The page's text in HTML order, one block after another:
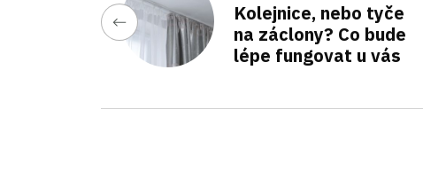
Kolejnice, nebo tyče
na záclony? Co bude
lépe fungovat u vás